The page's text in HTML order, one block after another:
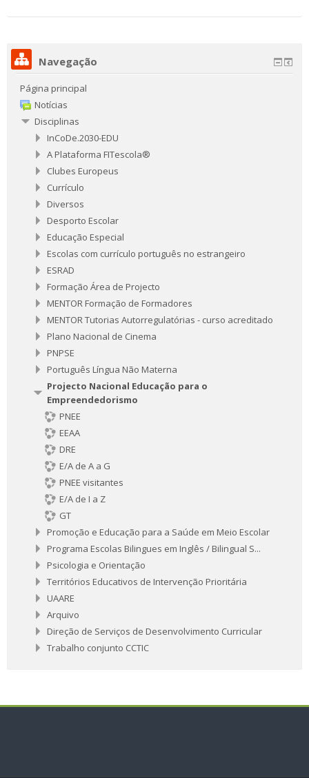
Navegação
Página principal
Notícias
Disciplinas
InCoDe.2030-EDU
A Plataforma FITescola®
Clubes Europeus
Currículo
Diversos
Desporto Escolar
Educação Especial
Escolas com currículo português no estrangeiro
ESRAD
Formação Área de Projecto
MENTOR Formação de Formadores
MENTOR Tutorias Autorregulatórias - curso acreditado
Plano Nacional de Cinema
PNPSE
Português Língua Não Materna
Projecto Nacional Educação para o
Empreendedorismo
PNEE
EEAA
DRE
E/A de A a G
PNEE visitantes
E/A de I a Z
GT
Promoção e Educação para a Saúde em Meio Escolar
Programa Escolas Bilingues em Inglês / Bilingual S...
Psicologia e Orientação
Territórios Educativos de Intervenção Prioritária
UAARE
Arquivo
Direção de Serviços de Desenvolvimento Curricular
Trabalho conjunto CCTIC